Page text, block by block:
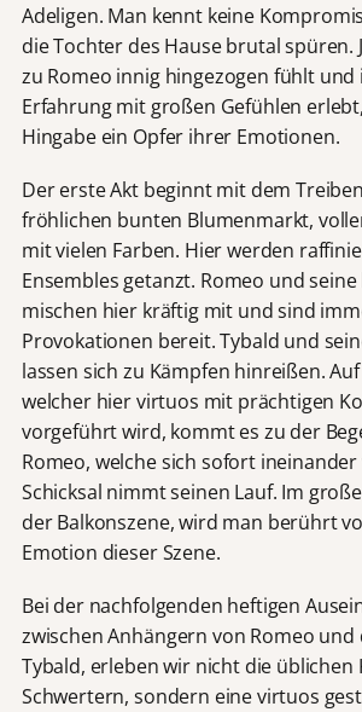
Adeligen. Man kennt keine
die Tochter des Hause brutal spüren.
zu Romeo innig hingezogen fühlt
Erfahrung mit großen Gefühlen
Hingabe ein Opfer ihrer Emotionen.
Der erste Akt beginnt mit dem
fröhlichen bunten Blumenmarkt,
mit vielen Farben. Hier werden
Ensembles getanzt. Romeo und
mischen hier kräftig mit und sind
Provokationen bereit. Tybald und
lassen sich zu Kämpfen hinreißen.
welcher hier virtuos mit prächtigen
vorgeführt wird, kommt es zu der
Romeo, welche sich sofort
Schicksal nimmt seinen Lauf. Im
der Balkonszene, wird man berührt
Emotion dieser Szene.
Bei der nachfolgenden heftigen
zwischen Anhängern von Romeo
Tybald, erleben wir nicht die üblichen
Schwertern, sondern eine virtuos